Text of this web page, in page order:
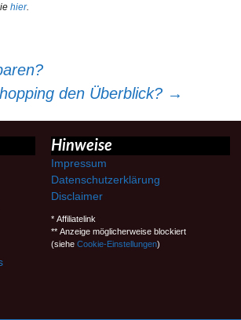
hier.
den Überblick? →
Hinweise
Impressum
Datenschutzerklärung
Disclaimer
* Affiliatelink
** Anzeige möglicherweise blockiert
(siehe Cookie-Einstellungen)